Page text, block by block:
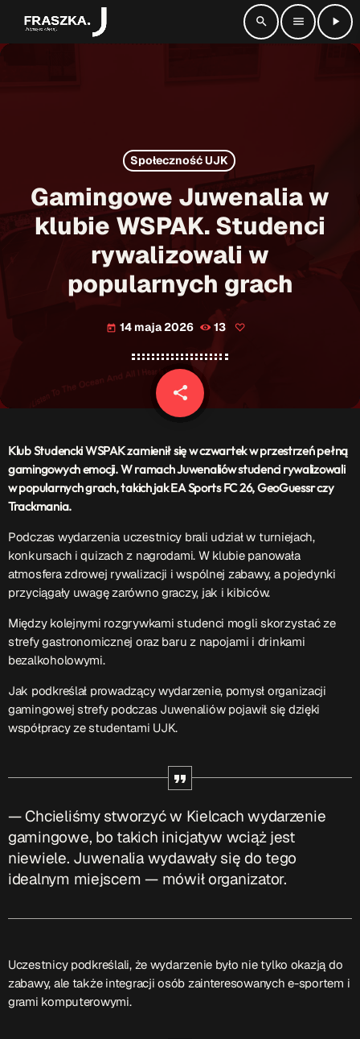
search menu
play_arrow
close
Radio Fraszka
Strona główna
Informacje
O nas
EKIPA
Rekrutacja Fraszka
Podcasty
Przydatne linki
Strona UJK
Klub WSPAK
Wirtualna Uczelnia
Biuro Karier
– jedyna w Kielcach studencka stacja radiowa.
Projekt ruszył w październiku 2015 roku z inicjatywy
kieleckich studentówCzytaj.wiecej…
Wyszukaj
Społeczność UJK
Gamingowe Juwenalia w
klubie WSPAK. Studenci
rywalizowali w
popularnych grach
today 14 maja 2026 13
share
email
Klub Studencki WSPAKzamienił się w czwartek w przestrzeń pełną
gamingowych emocji. W ramach Juwenaliów studenci rywalizowali
w popularnych grach, takich jakEA Sports FC 26,GeoGuessrczy
Trackmania.
Podczas wydarzenia uczestnicy brali udział w turniejach,
konkursach i quizach z nagrodami. W klubie panowała
atmosfera zdrowej rywalizacji i wspólnej zabawy, a pojedynki
przyciągały uwagę zarówno graczy, jak i kibiców.
Między kolejnymi rozgrywkami studenci mogli skorzystać ze
strefy gastronomicznej oraz baru z napojami i drinkami
bezalkoholowymi.
Jak podkreślał prowadzący wydarzenie, pomysł organizacji
gamingowej strefy podczas Juwenaliów pojawił się dzięki
współpracy ze studentami UJK.
— Chcieliśmy stworzyć w Kielcach wydarzenie
gamingowe, bo takich inicjatyw wciąż jest
niewiele. Juwenalia wydawały się do tego
idealnym miejscem — mówił organizator.
Uczestnicy podkreślali, że wydarzenie było nie tylko okazją do
zabawy, ale także integracji osób zainteresowanych e-sportem i
grami komputerowymi.